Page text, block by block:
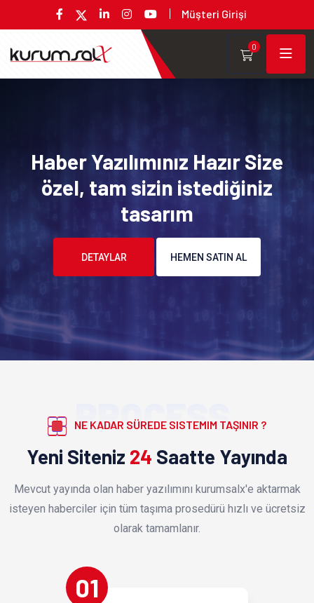
Müşteri Girişi
0
Haber Yazılımınız Hazır Size
özel, tam sizin istediğiniz
tasarım
DETAYLAR HEMEN SATIN AL
PROCESS
NE KADAR SÜREDE SISTEMIM TAŞINIR ?
Yeni Siteniz 24 Saatte Yayında
Mevcut yayında olan haber yazılımını kurumsalx'e aktarmak
isteyen haberciler için tüm taşıma prosedürü hızlı ve ücretsiz
olarak tamamlanır.
01